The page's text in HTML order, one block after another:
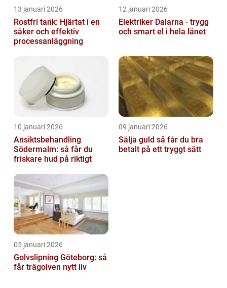
13 januari 2026
Rostfri tank: Hjärtat i en
säker och effektiv
processanläggning
12 januari 2026
Elektriker Dalarna - trygg
och smart el i hela länet
10 januari 2026
Ansiktsbehandling
Södermalm: så får du
friskare hud på riktigt
09 januari 2026
Sälja guld så får du bra
betalt på ett tryggt sätt
05 januari 2026
Golvslipning Göteborg: så
får trägolven nytt liv